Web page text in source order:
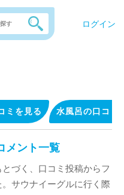
ログイン
ミを見る 水風呂の口コミ
メント一覧
づく、口コミ投稿からフ
サウナイーグルに行く際